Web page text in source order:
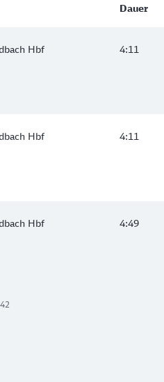
Dauer
Hbf
4:11
Hbf
4:11
Hbf
4:49